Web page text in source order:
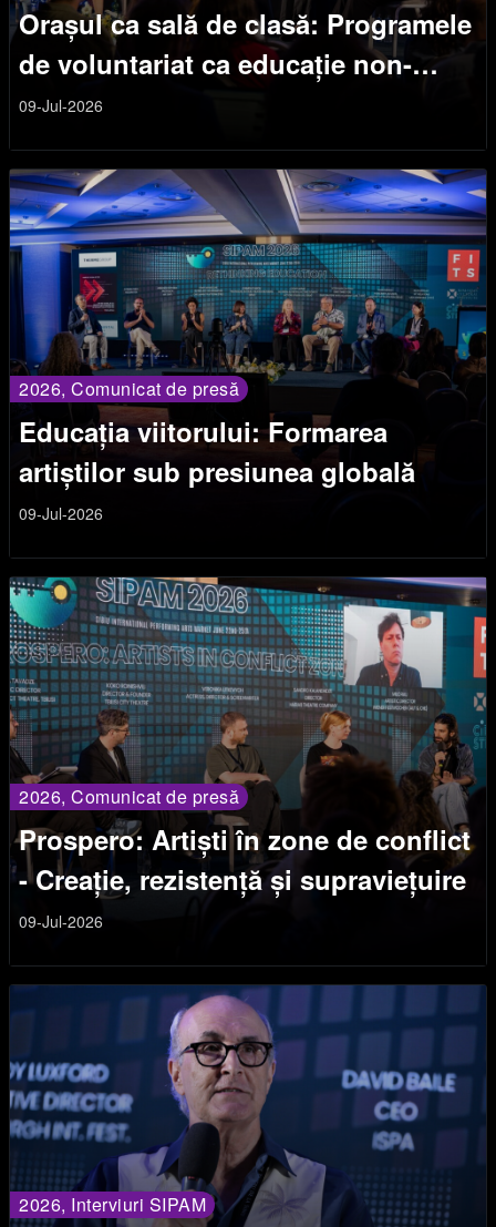
Orașul ca sală de clasă: Programele
de voluntariat ca educație non-
formală
09-Jul-2026
2026, Comunicat de presă
Educația viitorului: Formarea
artiștilor sub presiunea globală
09-Jul-2026
2026, Comunicat de presă
Prospero: Artiști în zone de conflict
- Creație, rezistență și supraviețuire
09-Jul-2026
2026, Interviuri SIPAM